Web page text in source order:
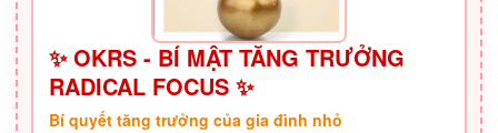
✨ OKRS - BÍ MẬT TĂNG TRƯỞNG
RADICAL FOCUS ✨
Bí quyết tăng trưởng của gia đình nhỏ